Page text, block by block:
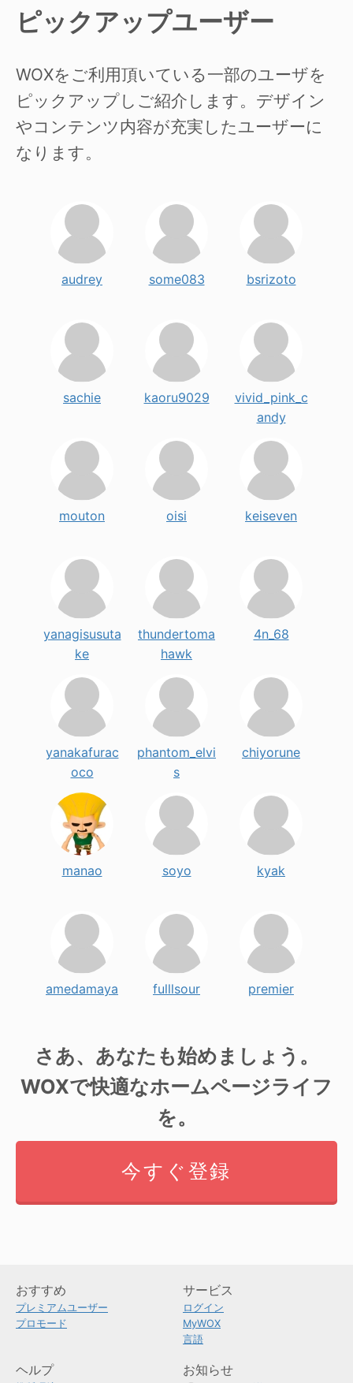
ピックアップユーザー
WOXをご利用頂いている一部のユーザを
ピックアップしご紹介します。デザイン
やコンテンツ内容が充実したユーザーに
なります。
audrey some083 bsrizoto
sachie kaoru9029
vivid_pink_c
andy
mouton oisi keiseven
yanagisusuta
ke
thundertoma
hawk
4n_68
yanakafurac
oco
phantom_elvi
s
chiyorune
manao soyo kyak
amedamaya fulllsour premier
さあ、あなたも始めましょう。
WOXで快適なホームページライフ
を。
今すぐ登録
おすすめ
プレミアムユーザー
プロモード
サービス
ログイン
MyWOX
言語
ヘルプ お知らせ